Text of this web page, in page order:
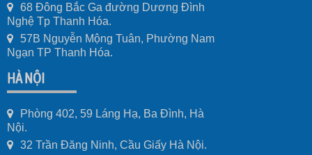
68 Đông Bắc Ga đường Dương Đình
Nghệ Tp Thanh Hóa.
57B Nguyễn Mộng Tuân, Phường Nam
Ngạn TP Thanh Hóa.
HÀ NỘI
Phòng 402, 59 Láng Hạ, Ba Đình, Hà
Nội.
32 Trần Đăng Ninh, Cầu Giấy Hà Nội.